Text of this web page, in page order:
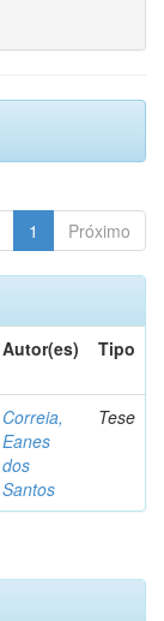
1 Próximo
Autor(es) Tipo
Correia,
Eanes
dos
Santos
Tese